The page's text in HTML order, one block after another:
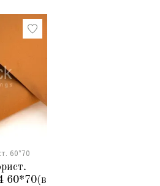
60*70
60*70(в